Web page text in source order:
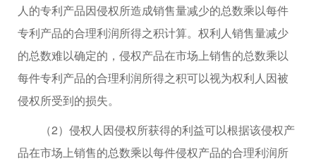
人的专利产品因侵权所造成销售量减少的总数乘以每件
专利产品的合理利润所得之积计算。权利人销售量减少
的总数难以确定的，侵权产品在市场上销售的总数乘以
每件专利产品的合理利润所得之积可以视为权利人因被
侵权所受到的损失。
（2）侵权人因侵权所获得的利益可以根据该侵权产
品在市场上销售的总数乘以每件侵权产品的合理利润所